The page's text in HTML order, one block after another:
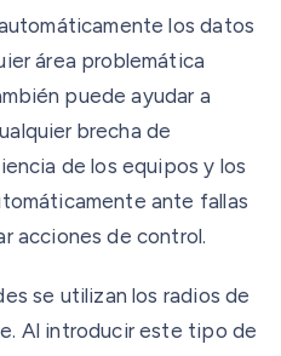
los datos
área problemática
puede ayudar a
brecha de
de los equipos y los
ante fallas
acciones de control.
se utilizan los radios de
Al introducir este tipo de